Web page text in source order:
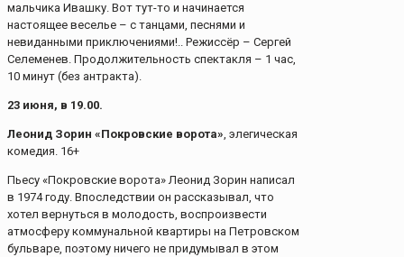
мальчика Ивашку. Вот тут-то и начинается
настоящее веселье – с танцами, песнями и
невиданными приключениями!.. Режиссёр – Сергей
Селеменев. Продолжительность спектакля – 1 час,
10 минут (без антракта).
23 июня, в 19.00.
Леонид Зорин «Покровские ворота», элегическая
комедия. 16+
Пьесу «Покровские ворота» Леонид Зорин написал
в 1974 году. Впоследствии он рассказывал, что
хотел вернуться в молодость, воспроизвести
атмосферу коммунальной квартиры на Петровском
бульваре, поэтому ничего не придумывал в этом